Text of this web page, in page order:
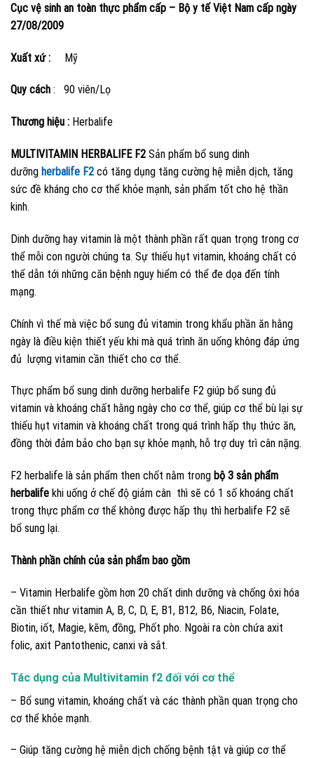
Cục vệ sinh an toàn thực phẩm cấp – Bộ y tế Việt Nam cấp ngày
27/08/2009
Xuất xứ : Mỹ
Quy cách : 90 viên/Lọ
Thương hiệu : Herbalife
MULTIVITAMIN HERBALIFE F2 Sản phẩm bổ sung dinh
dưỡng herbalife F2 có tăng dụng tăng cường hệ miễn dịch, tăng
sức đề kháng cho cơ thể khỏe mạnh, sản phẩm tốt cho hệ thần
kinh.
Dinh dưỡng hay vitamin là một thành phần rất quan trọng trong cơ
thể mỗi con người chúng ta. Sự thiếu hụt vitamin, khoáng chất có
thể dẫn tới những căn bệnh nguy hiểm có thể đe dọa đến tính
mạng.
Chính vì thế mà việc bổ sung đủ vitamin trong khẩu phần ăn hằng
ngày là điều kiện thiết yếu khi mà quá trình ăn uống không đáp ứng
đủ lượng vitamin cần thiết cho cơ thể.
Thực phẩm bổ sung dinh dưỡng herbalife F2 giúp bổ sung đủ
vitamin và khoáng chất hằng ngày cho cơ thể, giúp cơ thể bù lại sự
thiếu hụt vitamin và khoáng chất trong quá trình hấp thụ thức ăn,
đồng thời đảm bảo cho bạn sự khỏe mạnh, hỗ trợ duy trì cân nặng.
F2 herbalife là sản phẩm then chốt nằm trong bộ 3 sản phẩm
herbalife khi uống ở chế độ giảm cân thì sẽ có 1 số khoáng chất
trong thực phẩm cơ thể không được hấp thụ thì herbalife F2 sẽ
bổ sung lại.
Thành phần chính của sản phẩm bao gồm
– Vitamin Herbalife gồm hơn 20 chất dinh dưỡng và chống ôxi hóa
cần thiết như vitamin A, B, C, D, E, B1, B12, B6, Niacin, Folate,
Biotin, iốt, Magie, kẽm, đồng, Phốt pho. Ngoài ra còn chứa axit
folic, axit Pantothenic, canxi và sắt.
Tác dụng của Multivitamin f2 đối với cơ thể
– Bổ sung vitamin, khoáng chất và các thành phần quan trọng cho
cơ thể khỏe mạnh.
– Giúp tăng cường hệ miễn dịch chống bệnh tật và giúp cơ thể